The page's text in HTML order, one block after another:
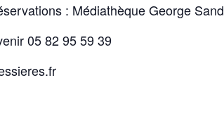
: Médiathèque George Sand
05 82 95 59 39